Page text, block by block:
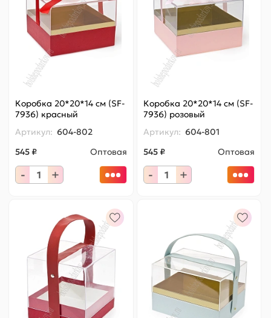
Коробка 20*20*14 см (SF-
7936) красный
Артикул: 604-802
545 ₽
Оптовая
- +
Коробка 20*20*14 см (SF-
7936) розовый
Артикул: 604-801
545 ₽
Оптовая
- +